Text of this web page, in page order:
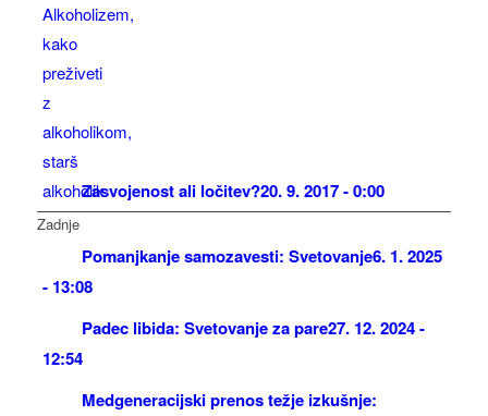
Zasvojenost ali ločitev?20. 9. 2017 - 0:00
Zadnje
Pomanjkanje samozavesti: Svetovanje6. 1. 2025
- 13:08
Padec libida: Svetovanje za pare27. 12. 2024 -
12:54
Medgeneracijski prenos težje izkušnje: